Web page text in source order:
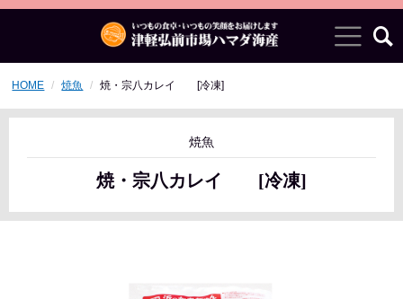
HOME 焼魚 焼・宗八カレイ [冷凍]
焼魚
焼・宗八カレイ [冷凍]